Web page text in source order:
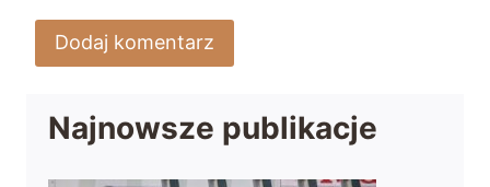
Najnowsze publikacje